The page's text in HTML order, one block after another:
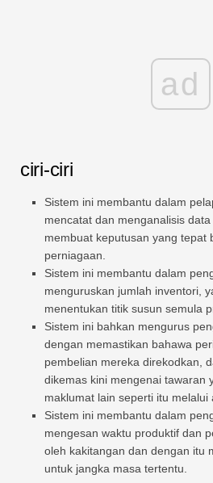
ad
ciri-ciri
Sistem ini membantu dalam
mencatat dan menganalisis
membuat keputusan yang tepat
perniagaan.
Sistem ini membantu dalam
menguruskan jumlah inventori,
menentukan titik susun semula
Sistem ini bahkan mengurus
dengan memastikan bahawa
pembelian mereka direkodkan,
dikemas kini mengenai tawaran
maklumat lain seperti itu melalui
Sistem ini membantu dalam
mengesan waktu produktif dan
oleh kakitangan dan dengan itu
untuk jangka masa tertentu.